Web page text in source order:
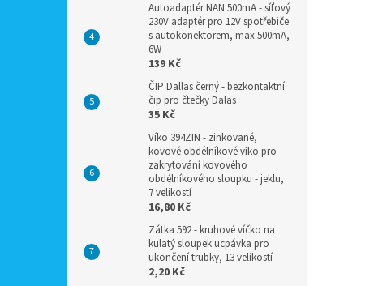
Autoadaptér NAN 500mA - síťový
230V adaptér pro 12V spotřebiče
s autokonektorem, max 500mA,
6W
139 Kč
ČIP Dallas černý - bezkontaktní
čip pro čtečky Dalas
35 Kč
Víko 394ZIN - zinkované,
kovové obdélníkové víko pro
zakrytování kovového
obdélníkového sloupku - jeklu,
7 velikostí
16,80 Kč
Zátka 592 - kruhové víčko na
kulatý sloupek ucpávka pro
ukončení trubky, 13 velikostí
2,20 Kč